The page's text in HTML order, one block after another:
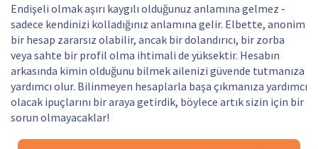
Endişeli olmak aşırı kaygılı olduğunuz anlamına gelmez -
sadece kendinizi kolladığınız anlamına gelir. Elbette, anonim
bir hesap zararsız olabilir, ancak bir dolandırıcı, bir zorba
veya sahte bir profil olma ihtimali de yüksektir. Hesabın
arkasında kimin olduğunu bilmek ailenizi güvende tutmanıza
yardımcı olur. Bilinmeyen hesaplarla başa çıkmanıza yardımcı
olacak ipuçlarını bir araya getirdik, böylece artık sizin için bir
sorun olmayacaklar!